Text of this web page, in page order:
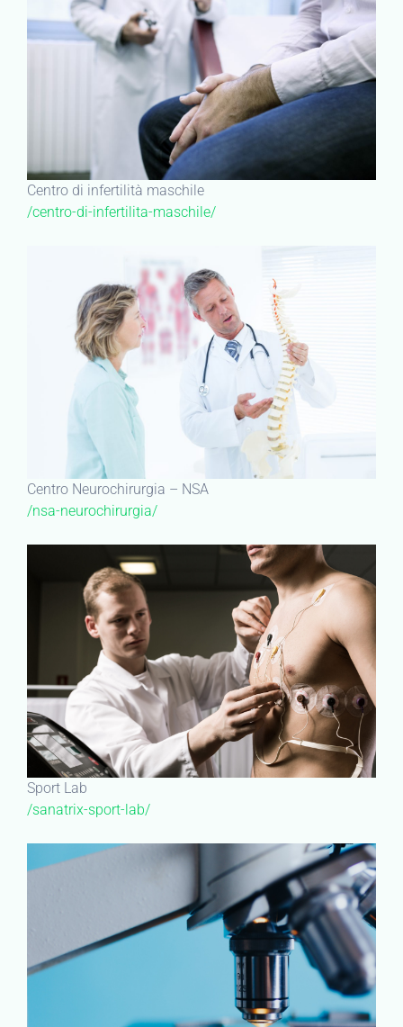
Centro di infertilità maschile
/centro-di-infertilita-maschile/
Centro Neurochirurgia – NSA
/nsa-neurochirurgia/
Sport Lab
/sanatrix-sport-lab/